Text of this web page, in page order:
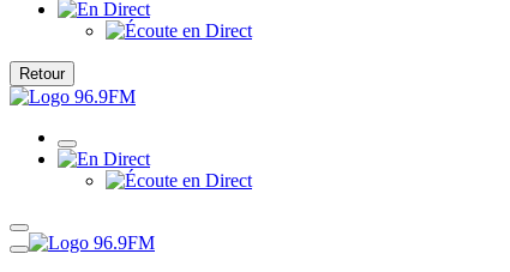
Retour